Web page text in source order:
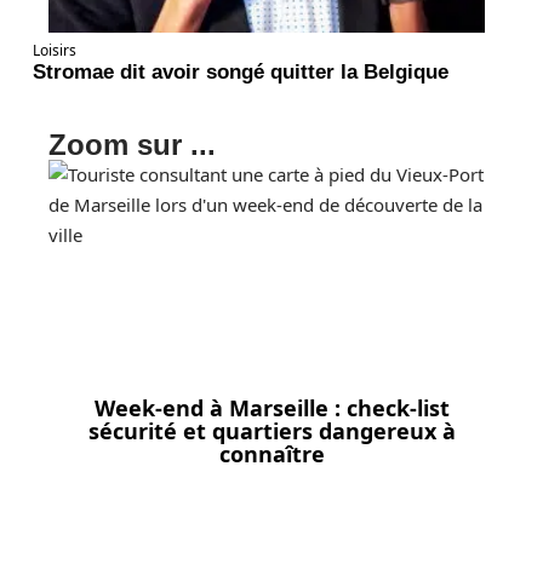
Loisirs
Stromae dit avoir songé quitter la Belgique
Zoom sur ...
Week-end à Marseille : check-list
sécurité et quartiers dangereux à
connaître